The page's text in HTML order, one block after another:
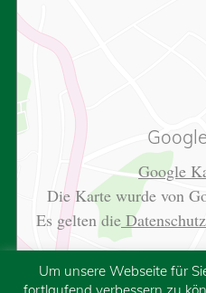
Google
Die Karte wurde von
Es gelten die
Um unsere Webseite für